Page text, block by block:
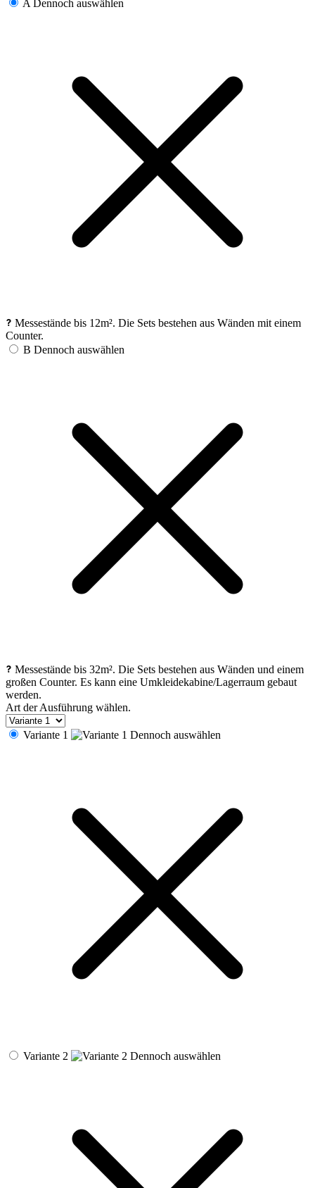
A Dennoch auswählen
Messestände bis 12m². Die Sets bestehen aus Wänden mit einem
Counter.
B Dennoch auswählen
Messestände bis 32m². Die Sets bestehen aus Wänden und einem
großen Counter. Es kann eine Umkleidekabine/Lagerraum gebaut
werden.
Art der Ausführung wählen.
Variante 1 Dennoch auswählen
Variante 2 Dennoch auswählen